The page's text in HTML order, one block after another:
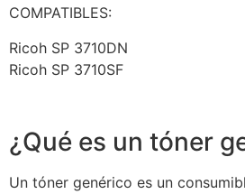
COMPATIBLES:
Ricoh SP 3710DN
Ricoh SP 3710SF
¿Qué es un tóner
Un tóner genérico es un